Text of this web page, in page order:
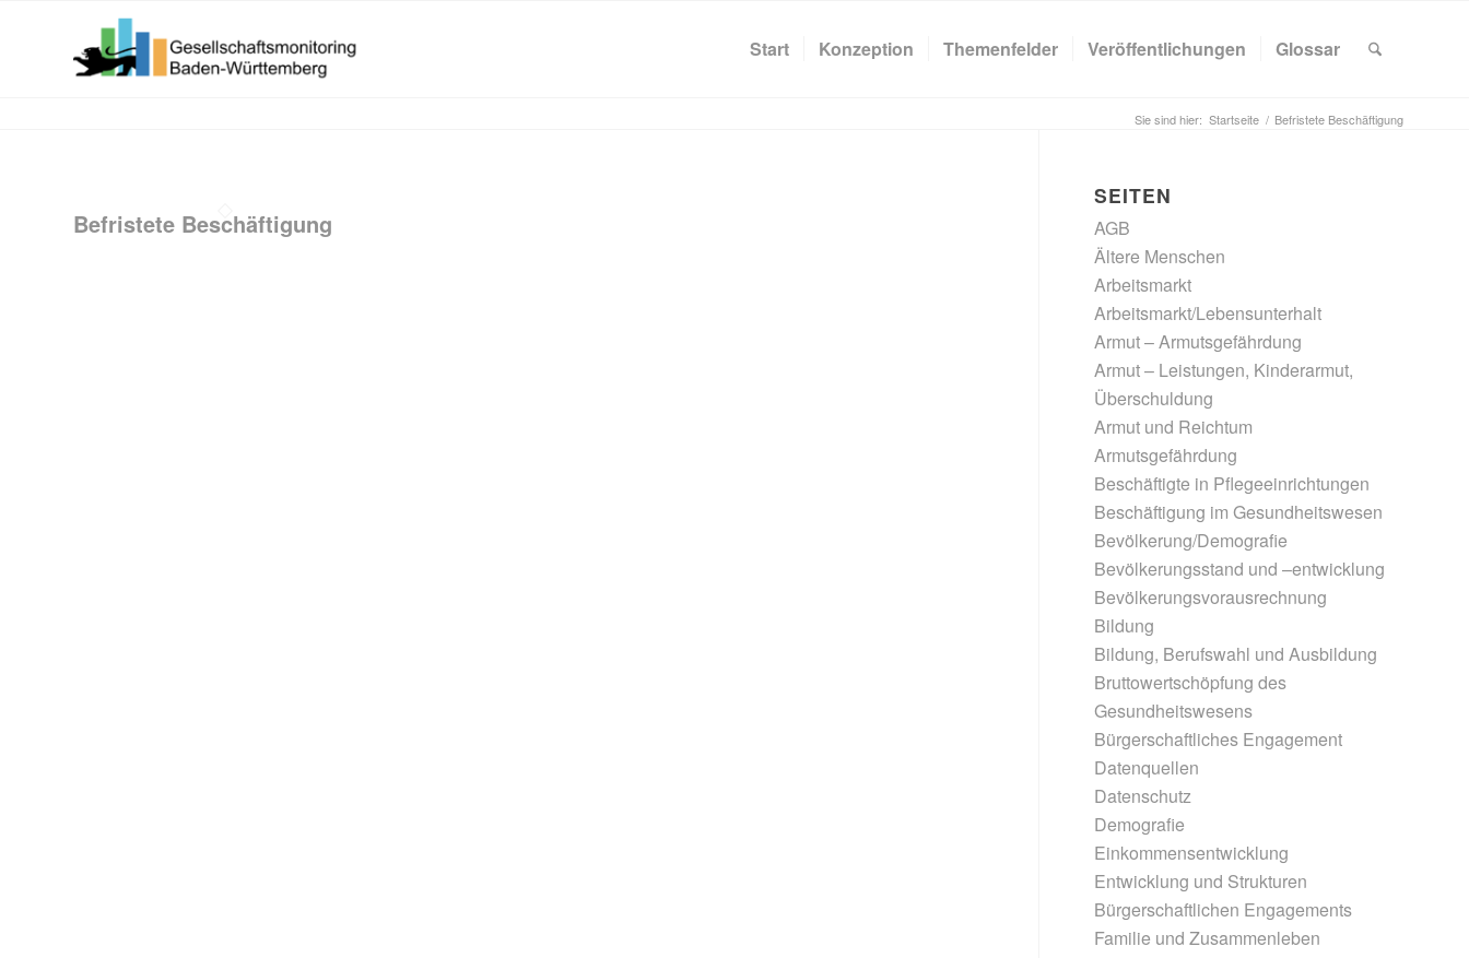
Start Konzeption Themenfelder Veröffentlichungen Glossar
Sie sind hier: Startseite / Befristete Beschäftigung
Befristete Beschäftigung
SEITEN
AGB
Ältere Menschen
Arbeitsmarkt
Arbeitsmarkt/Lebensunterhalt
Armut – Armutsgefährdung
Armut – Leistungen, Kinderarmut,
Überschuldung
Armut und Reichtum
Armutsgefährdung
Beschäftigte in Pflegeeinrichtungen
Beschäftigung im Gesundheitswesen
Bevölkerung/Demografie
Bevölkerungsstand und –entwicklung
Bevölkerungsvorausrechnung
Bildung
Bildung, Berufswahl und Ausbildung
Bruttowertschöpfung des
Gesundheitswesens
Bürgerschaftliches Engagement
Datenquellen
Datenschutz
Demografie
Einkommensentwicklung
Entwicklung und Strukturen
Bürgerschaftlichen Engagements
Familie und Zusammenleben